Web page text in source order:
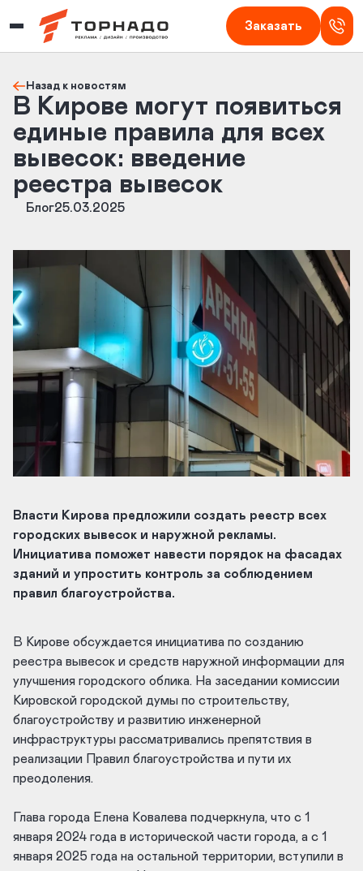
Изготовление наружной рекламы в Кирове — Торнадо
Заказать
Назад к новостям
Блог25.03.2025
В Кирове могут появиться
единые правила для всех
вывесок: введение
реестра вывесок
Власти Кирова предложили создать реестр всех
городских вывесок и наружной рекламы.
Инициатива поможет навести порядок на фасадах
зданий и упростить контроль за соблюдением
правил благоустройства.
В Кирове обсуждается инициатива по созданию
реестра вывесок и средств наружной информации для
улучшения городского облика. На заседании комиссии
Кировской городской думы по строительству,
благоустройству и развитию инженерной
инфраструктуры рассматривались препятствия в
реализации Правил благоустройства и пути их
преодоления.​
Глава города Елена Ковалева подчеркнула, что с 1
января 2024 года в исторической части города, а с 1
января 2025 года на остальной территории, вступили в